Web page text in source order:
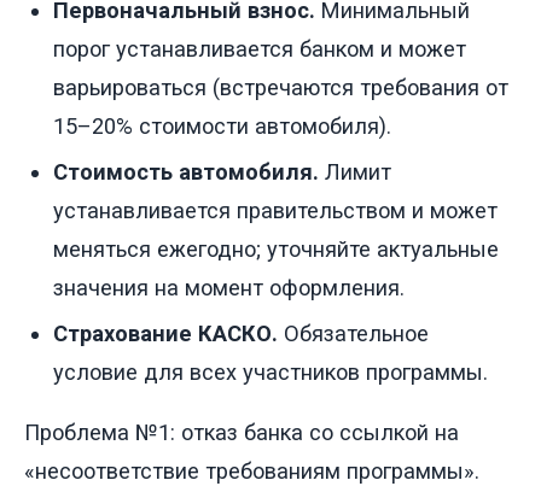
Первоначальный взнос. Минимальный
порог устанавливается банком и может
варьироваться (встречаются требования от
15–20% стоимости автомобиля).
Стоимость автомобиля. Лимит
устанавливается правительством и может
меняться ежегодно; уточняйте актуальные
значения на момент оформления.
Страхование КАСКО. Обязательное
условие для всех участников программы.
Проблема №1: отказ банка со ссылкой на
«несоответствие требованиям программы».